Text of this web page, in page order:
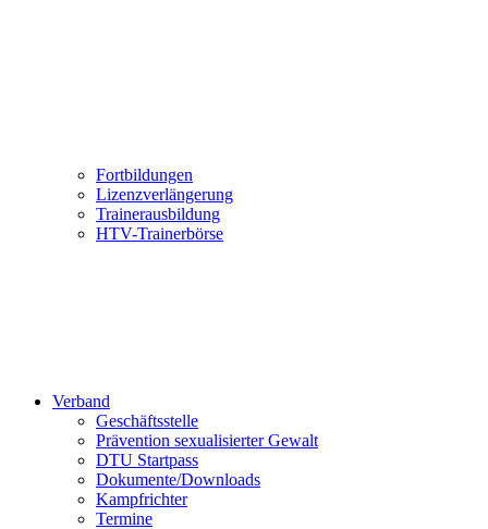
Fortbildungen
Lizenzverlängerung
Trainerausbildung
HTV-Trainerbörse
Verband
Geschäftsstelle
Prävention sexualisierter Gewalt
DTU Startpass
Dokumente/Downloads
Kampfrichter
Termine